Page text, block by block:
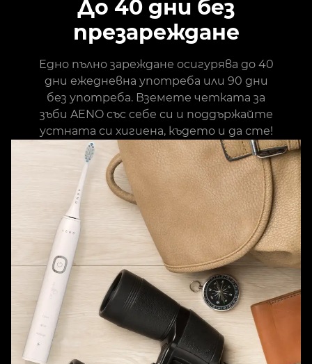
До 40 дни без
презареждане
Едно пълно зареждане осигурява до 40
дни ежедневна употреба или 90 дни
без употреба. Вземете четката за
зъби AENO със себе си и поддържайте
устната си хигиена, където и да сте!